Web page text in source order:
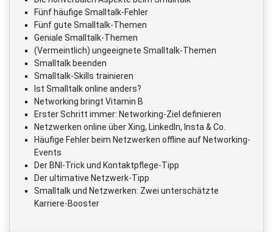
Fünf häufige Smalltalk-Fehler
Fünf gute Smalltalk-Themen
Geniale Smalltalk-Themen
(Vermeintlich) ungeeignete Smalltalk-Themen
Smalltalk beenden
Smalltalk-Skills trainieren
Ist Smalltalk online anders?
Networking bringt Vitamin B
Erster Schritt immer: Networking-Ziel definieren
Netzwerken online über Xing, LinkedIn, Insta & Co.
Häufige Fehler beim Netzwerken offline auf Networking-
Events
Der BNI-Trick und Kontaktpflege-Tipp
Der ultimative Netzwerk-Tipp
Smalltalk und Netzwerken: Zwei unterschätzte
Karriere-Booster